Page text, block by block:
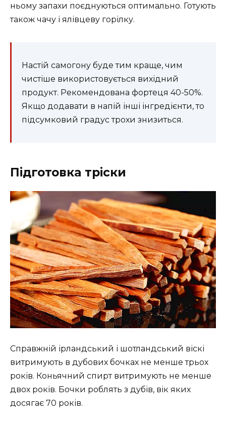
ньому запахи поєднуються оптимально. Готують
також чачу і ялівцеву горілку.
Настій самогону буде тим краще, чим
чистіше використовується вихідний
продукт. Рекомендована фортеця 40-50%.
Якщо додавати в напій інші інгредієнти, то
підсумковий градус трохи знизиться.
Підготовка тріски
Справжній ірландський і шотландський віскі
витримують в дубових бочках не менше трьох
років. Коньячний спирт витримують не менше
двох років. Бочки роблять з дубів, вік яких
досягає 70 років.